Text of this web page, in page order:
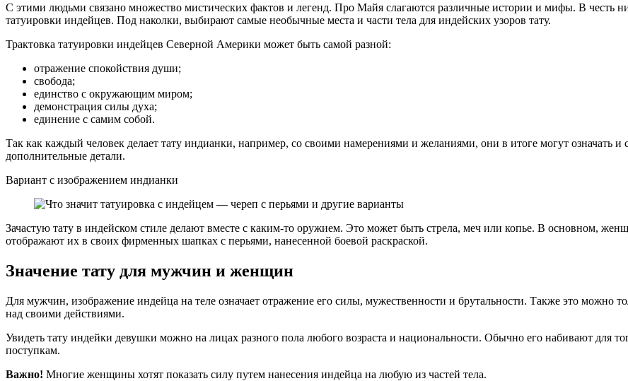
С этими людьми связано множество мистических фактов и легенд. Про Майя слагаются различные истории и мифы. В честь
татуировки индейцев. Под наколки, выбирают самые необычные места и части тела для индейских узоров тату.
Трактовка татуировки индейцев Северной Америки может быть самой разной:
отражение спокойствия души;
свобода;
единство с окружающим миром;
демонстрация силы духа;
единение с самим собой.
Так как каждый человек делает тату индианки, например, со своими намерениями и желаниями, они в итоге могут означать
дополнительные детали.
Вариант с изображением индианки
Зачастую тату в индейском стиле делают вместе с каким-то оружием. Это может быть стрела, меч или копье. В основном,
отображают их в своих фирменных шапках с перьями, нанесенной боевой раскраской.
Значение тату для мужчин и женщин
Для мужчин, изображение индейца на теле означает отражение его силы, мужественности и брутальности. Также это можно
над своими действиями.
Увидеть тату индейки девушки можно на лицах разного пола любого возраста и национальности. Обычно его набивают для
поступкам.
Важно! Многие женщины хотят показать силу путем нанесения индейца на любую из частей тела.